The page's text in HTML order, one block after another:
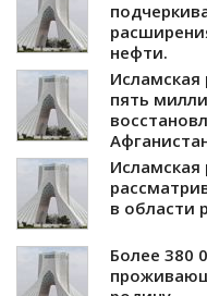
нефти.
Исламская
пять
Исламская
в области
Более 380